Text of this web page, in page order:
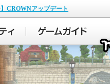
CROWNアップデート